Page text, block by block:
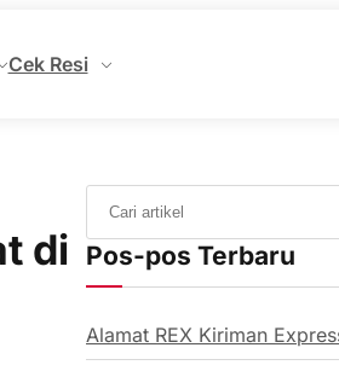
Cek Resi
di
Pos-pos Terbaru
Alamat REX Kiriman